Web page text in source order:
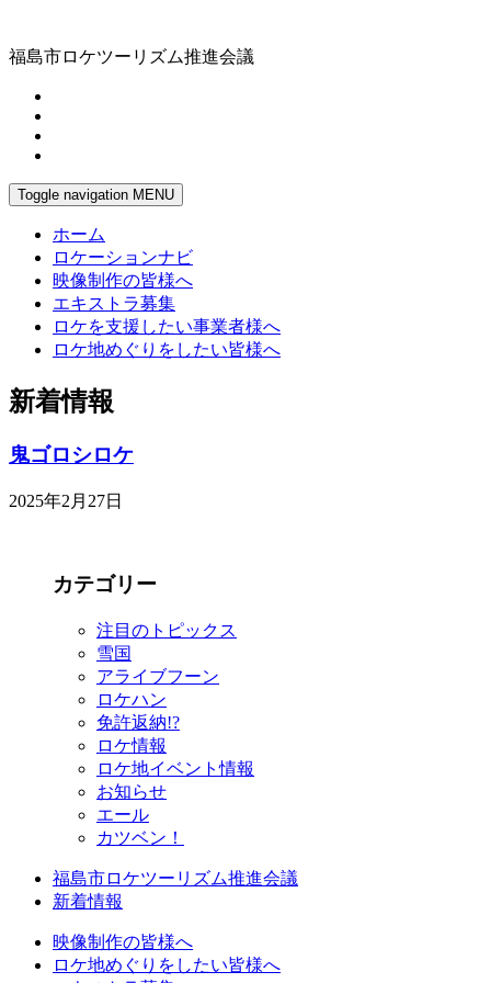
福島市ロケツーリズム推進会議
Toggle navigation MENU
ホーム
ロケーションナビ
映像制作の皆様へ
エキストラ募集
ロケを支援したい事業者様へ
ロケ地めぐりをしたい皆様へ
新着情報
鬼ゴロシロケ
2025年2月27日
カテゴリー
注目のトピックス
雪国
アライブフーン
ロケハン
免許返納!?
ロケ情報
ロケ地イベント情報
お知らせ
エール
カツベン！
福島市ロケツーリズム推進会議
新着情報
映像制作の皆様へ
ロケ地めぐりをしたい皆様へ